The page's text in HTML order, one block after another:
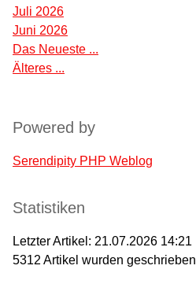
Juli 2026
Juni 2026
Das Neueste ...
Älteres ...
Powered by
Serendipity PHP Weblog
Statistiken
Letzter Artikel: 21.07.2026 14:21
5312 Artikel wurden geschrieben